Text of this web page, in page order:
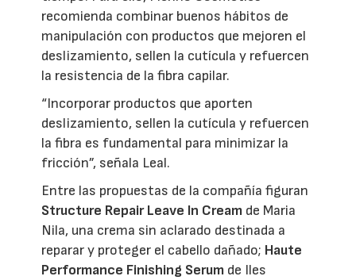
recomienda combinar buenos hábitos de
manipulación con productos que mejoren el
deslizamiento, sellen la cutícula y refuercen
la resistencia de la fibra capilar.
“Incorporar productos que aporten
deslizamiento, sellen la cutícula y refuercen
la fibra es fundamental para minimizar la
fricción”, señala Leal.
Entre las propuestas de la compañía figuran
Structure Repair Leave In Cream de Maria
Nila, una crema sin aclarado destinada a
reparar y proteger el cabello dañado; Haute
Performance Finishing Serum de Iles